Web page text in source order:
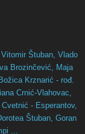
Vitomir Štuban, Vlado
Brozinčević,
Maja
Krznarić - rođ.
Crnić-Vlahovac,
Cvetnić - Esperantov,
Štuban, Goran
...